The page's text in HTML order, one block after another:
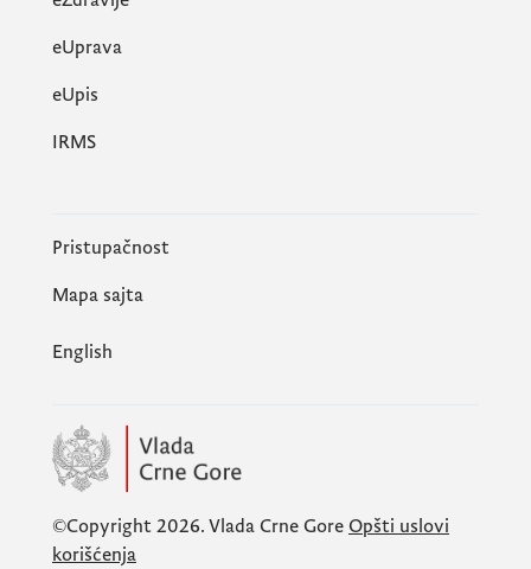
eUprava
еUpis
IRMS
Pristupačnost
Mapa sajta
English
©Copyright 2026. Vlada Crne Gore Opšti uslovi
korišćenja